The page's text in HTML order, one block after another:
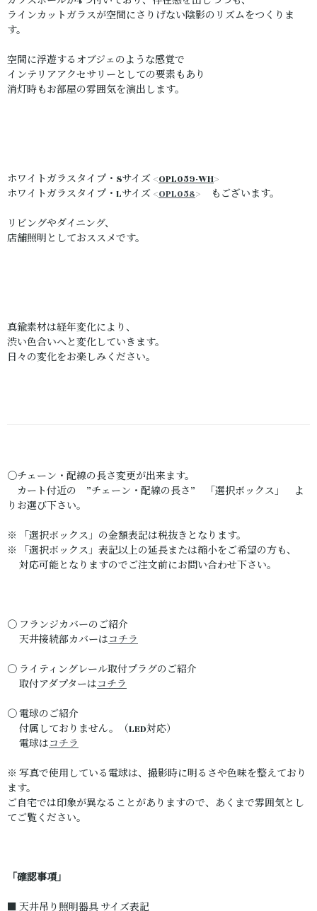
ラインカットガラスが空間にさりげない陰影のリズムをつくりま
す。
空間に浮遊するオブジェのような感覚で
インテリアアクセサリーとしての要素もあり
消灯時もお部屋の雰囲気を演出します。
ホワイトガラスタイプ・Sサイズ <OPL059-WH>
ホワイトガラスタイプ・Lサイズ <OPL058> もございます。
リビングやダイニング、
店舗照明としておススメです。
真鍮素材は経年変化により、
渋い色合いへと変化していきます。
日々の変化をお楽しみください。
〇チェーン・配線の長さ変更が出来ます。
カート付近の ”チェーン・配線の長さ” 「選択ボックス」 よ
りお選び下さい。
※ 「選択ボックス」の金額表記は税抜きとなります。
※ 「選択ボックス」表記以上の延長または縮小をご希望の方も、
対応可能となりますのでご注文前にお問い合わせ下さい。
〇 フランジカバーのご紹介
天井接続部カバーはコチラ
〇 ライティングレール取付プラグのご紹介
取付アダプターはコチラ
〇 電球のご紹介
付属しておりません。（LED対応）
電球はコチラ
※ 写真で使用している電球は、撮影時に明るさや色味を整えており
ます。
ご自宅では印象が異なることがありますので、あくまで雰囲気とし
てご覧ください。
「確認事項」
■ 天井吊り照明器具 サイズ表記